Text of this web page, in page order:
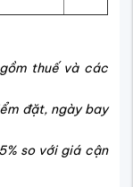
thuế và các
đặt, ngày bay
so với giá cận